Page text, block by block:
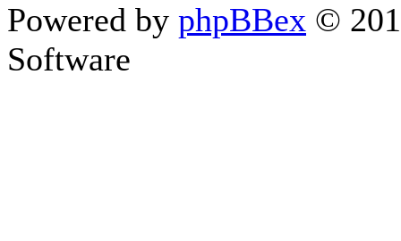
Powered by phpBBex ©
Software